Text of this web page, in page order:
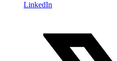
LinkedIn